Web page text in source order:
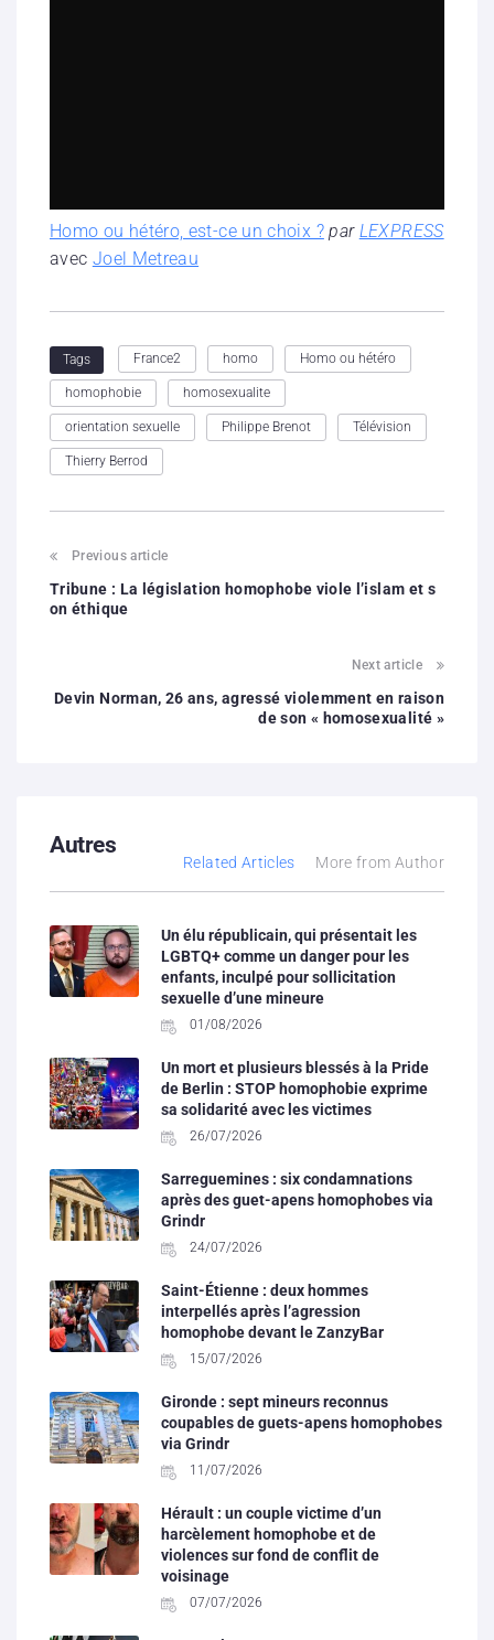
Homo ou hétéro, est-ce un choix ? par LEXPRESS
avec Joel Metreau
Tags France2 homo Homo ou hétéro
homophobie homosexualite
orientation sexuelle Philippe Brenot Télévision
Thierry Berrod
Previous article
Tribune : La législation homophobe viole l’islam et s
on éthique
Next article
Devin Norman, 26 ans, agressé violemment en raison
de son « homosexualité »
Autres
Related Articles More from Author
Un élu républicain, qui présentait les
LGBTQ+ comme un danger pour les
enfants, inculpé pour sollicitation
sexuelle d’une mineure
01/08/2026
Un mort et plusieurs blessés à la Pride
de Berlin : STOP homophobie exprime
sa solidarité avec les victimes
26/07/2026
Sarreguemines : six condamnations
après des guet-apens homophobes via
Grindr
24/07/2026
Saint-Étienne : deux hommes
interpellés après l’agression
homophobe devant le ZanzyBar
15/07/2026
Gironde : sept mineurs reconnus
coupables de guets-apens homophobes
via Grindr
11/07/2026
Hérault : un couple victime d’un
harcèlement homophobe et de
violences sur fond de conflit de
voisinage
07/07/2026